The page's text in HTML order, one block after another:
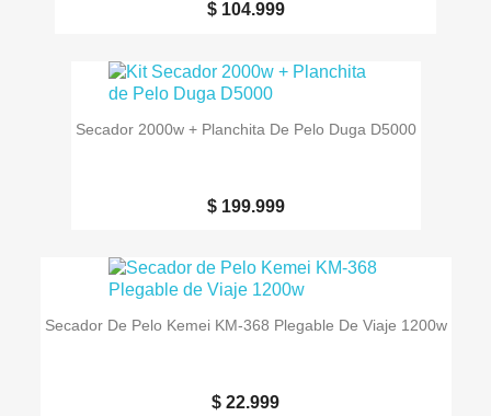
$ 104.999
Secador 2000w + Planchita De Pelo Duga D5000
$ 199.999
Secador De Pelo Kemei KM-368 Plegable De Viaje 1200w
$ 22.999